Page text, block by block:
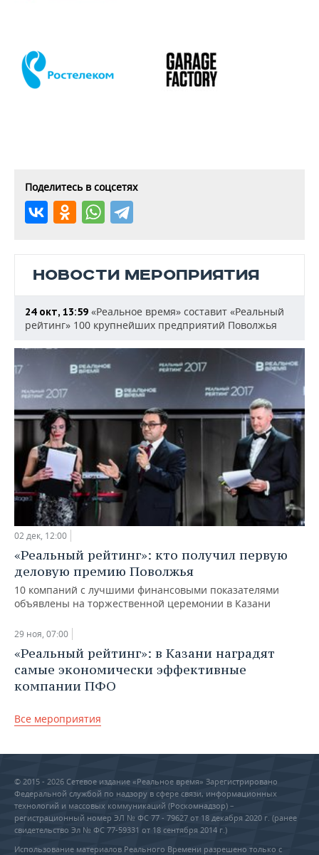
Поделитесь в соцсетях
НОВОСТИ МЕРОПРИЯТИЯ
24 окт, 13:59 «Реальное время» составит «Реальный
рейтинг» 100 крупнейших предприятий Поволжья
02 дек, 12:00
«Реальный рейтинг»: кто получил первую
деловую премию Поволжья
10 компаний с лучшими финансовыми показателями
объявлены на торжественной церемонии в Казани
29 ноя, 07:00
«Реальный рейтинг»: в Казани наградят
самые экономически эффективные
компании ПФО
Все мероприятия
© 2015 - 2026 Сетевое издание «Реальное время» Зарегистрировано
Федеральной службой по надзору в сфере связи, информационных
технологий и массовых коммуникаций (Роскомнадзор) –
регистрационный номер ЭЛ № ФС 77 - 79627 от 18 декабря 2020 г. (ранее
свидетельство Эл № ФС 77-59331 от 18 сентября 2014 г.)
Использование материалов Реального Времени разрешено только с